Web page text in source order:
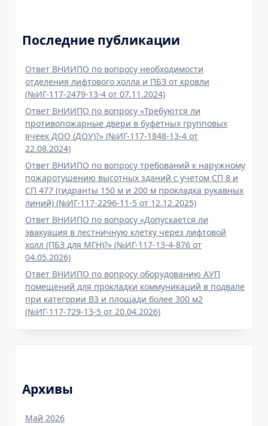
Последние публикации
Ответ ВНИИПО по вопросу необходимости
отделения лифтового холла и ПБЗ от кровли
(№ИГ-117-2479-13-4 от 07.11.2024)
Ответ ВНИИПО по вопросу «Требуются ли
противопожарные двери в буфетных групповых
ячеек ДОО (ДОУ)?» (№ИГ-117-1848-13-4 от
22.08.2024)
Ответ ВНИИПО по вопросу требований к наружному
пожаротушению высотных зданий с учетом СП 8 и
СП 477 (гидранты 150 м и 200 м прокладка рукавных
линий) (№ИГ-117-2296-11-5 от 12.12.2025)
Ответ ВНИИПО по вопросу «Допускается ли
эвакуация в лестничную клетку через лифтовой
холл (ПБЗ для МГН)?» (№ИГ-117-13-4-876 от
04.05.2026)
Ответ ВНИИПО по вопросу оборудованию АУП
помещений для прокладки коммуникаций в подвале
при категории В3 и площади более 300 м2
(№ИГ-117-729-13-5 от 20.04.2026)
Архивы
Май 2026